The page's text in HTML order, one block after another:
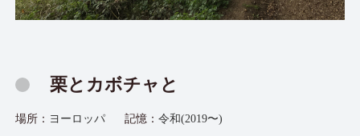
栗とカボチャと
場所： ヨーロッパ 記憶：令和(2019〜)